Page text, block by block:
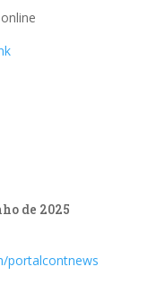
de 2025
portalcontnews